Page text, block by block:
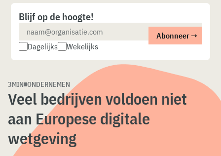
Blijf op de hoogte!
Dagelijks Wekelijks
3MIN ONDERNEMEN
Veel bedrijven voldoen niet
aan Europese digitale
wetgeving